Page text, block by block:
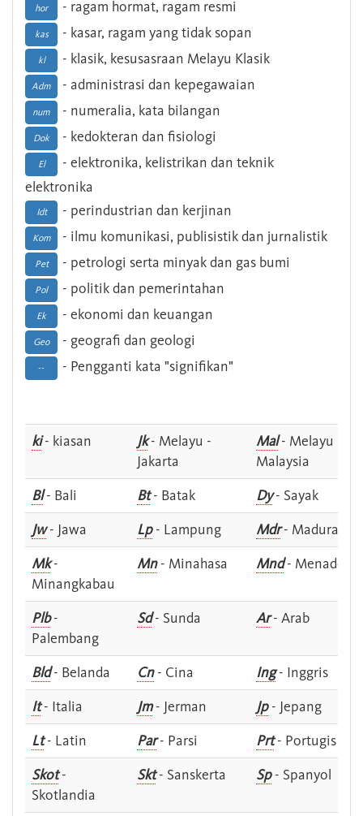
hor - ragam hormat, ragam resmi
kas - kasar, ragam yang tidak sopan
kl - klasik, kesusasraan Melayu Klasik
Adm - administrasi dan kepegawaian
num - numeralia, kata bilangan
Dok - kedokteran dan fisiologi
El
- elektronika, kelistrikan dan teknik
elektronika
Idt - perindustrian dan kerjinan
Kom - ilmu komunikasi, publisistik dan jurnalistik
Pet - petrologi serta minyak dan gas bumi
Pol - politik dan pemerintahan
Ek - ekonomi dan keuangan
Geo - geografi dan geologi
-- - Pengganti kata "signifikan"
ki- kiasan Jk- Melayu -
Jakarta
Mal- Melayu -
Malaysia
Bl- Bali Bt- Batak Dy- Sayak
Jw- Jawa Lp- Lampung Mdr- Madura
Mk-
Minangkabau
Mn- Minahasa Mnd- Menado
Plb-
Palembang
Sd- Sunda Ar- Arab
Bld- Belanda Cn- Cina Ing- Inggris
It- Italia Jm- Jerman Jp- Jepang
Lt- Latin Par- Parsi Prt- Portugis
Skot-
Skotlandia
Skt- Sanskerta Sp- Spanyol